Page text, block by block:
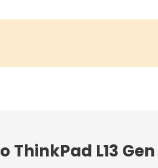
L13 Gen